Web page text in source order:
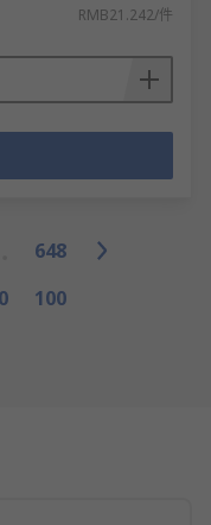
RMB21.242/件
648
100